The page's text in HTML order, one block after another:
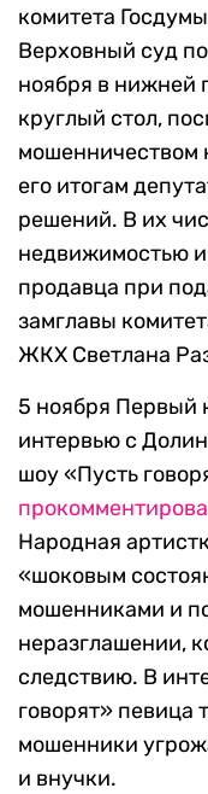
комитета
Верховный суд
ноября в нижней
круглый стол,
мошенничеством
его итогам
решений. В их
недвижимостью и
продавца при
замглавы
ЖКХ Светлана
5 ноября Первый
интервью с
шоу «Пусть
Народная
«шоковым
мошенниками и
неразглашении,
следствию. В
говорят» певица
мошенники
и внучки.